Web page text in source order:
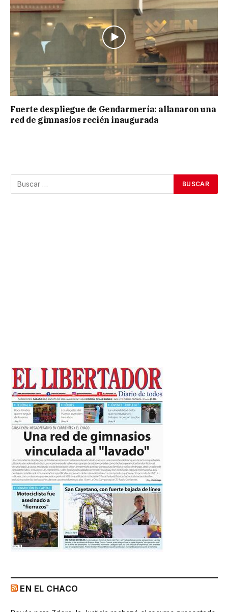
Fuerte despliegue de Gendarmería: allanaron una
red de gimnasios recién inaugurada
EN EL CHACO